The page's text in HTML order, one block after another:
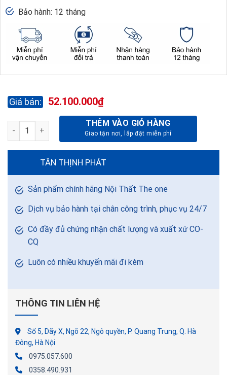
Bảo hành: 12 tháng
52.100.000₫
TỦ ÁO TA103 số lượng THÊM VÀO GIỎ HÀNG
TÂN THỊNH PHÁT
Sản phẩm chính hãng Nội Thất The one
Dịch vụ bảo hành tại chân công trình, phục vụ 24/7
Có đầy đủ chứng nhận chất lượng và xuất xứ CO-
CQ
Luôn có nhiều khuyến mãi đi kèm
THÔNG TIN LIÊN HỆ
Số 5, Dãy X, Ngõ 22, Ngô quyền, P. Quang Trung, Q. Hà
Đông, Hà Nội
0975.057.600
0358.490.931